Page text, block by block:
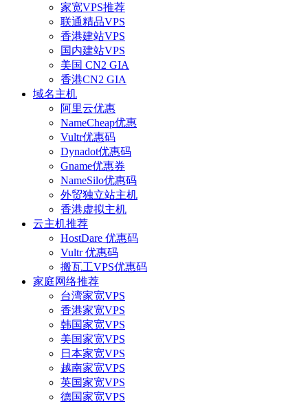
家宽VPS推荐
联通精品VPS
香港建站VPS
国内建站VPS
美国 CN2 GIA
香港CN2 GIA
域名主机
阿里云优惠
NameCheap优惠
Vultr优惠码
Dynadot优惠码
Gname优惠券
NameSilo优惠码
外贸独立站主机
香港虚拟主机
云主机推荐
HostDare 优惠码
Vultr 优惠码
搬瓦工VPS优惠码
家庭网络推荐
台湾家宽VPS
香港家宽VPS
韩国家宽VPS
美国家宽VPS
日本家宽VPS
越南家宽VPS
英国家宽VPS
德国家宽VPS